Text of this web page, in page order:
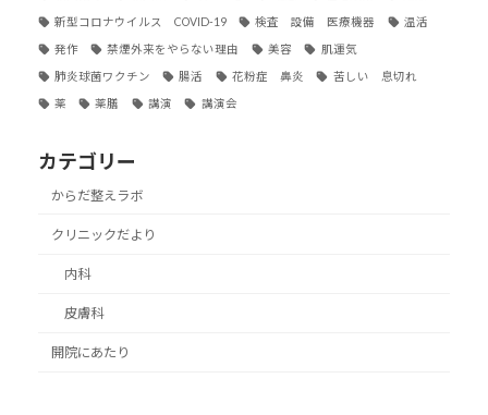
新型コロナウイルス COVID-19 検査 設備 医療機器 温活
発作 禁煙外来をやらない理由 美容 肌運気
肺炎球菌ワクチン 腸活 花粉症 鼻炎 苦しい 息切れ
薬 薬膳 講演 講演会
カテゴリー
からだ整えラボ
クリニックだより
内科
皮膚科
開院にあたり